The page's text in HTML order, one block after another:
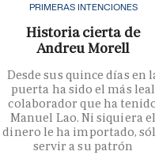
PRIMERAS INTENCIONES
Historia cierta de
Andreu Morell
Desde sus quince días en
puerta ha sido el más leal
colaborador que ha
Manuel Lao. Ni siquiera
dinero le ha importado,
servir a su patrón